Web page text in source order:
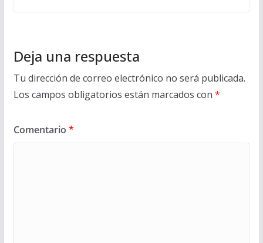
Deja una respuesta
Tu dirección de correo electrónico no será publicada.
Los campos obligatorios están marcados con *
Comentario *